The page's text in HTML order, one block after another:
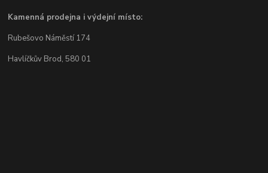
Kamenná prodejna i výdejní místo:
Rubešovo Náměstí 174
Havlíčkův Brod, 580 01